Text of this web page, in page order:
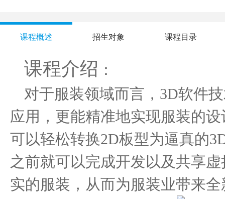
课程概述 招生对象 课程目录
课程介绍 ：
对于服装领域而言，3D软件
应用，更能精准地实现服装的
可以轻松转换2D板型为逼真的
之前就可以完成开发以及共享
实的服装，从而为服装业带来